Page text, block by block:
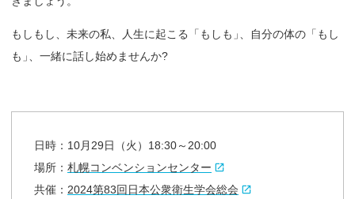
もしもし、未来の私、人生に起こる「もしも 」
、自分の体の「もし
も 」 、一緒に話し始めませんか?
日時：10月29日（火）18:30～20:00
場所： 札幌コンベンションセンター
共催： 2024第83回日本公衆衛生学会総会